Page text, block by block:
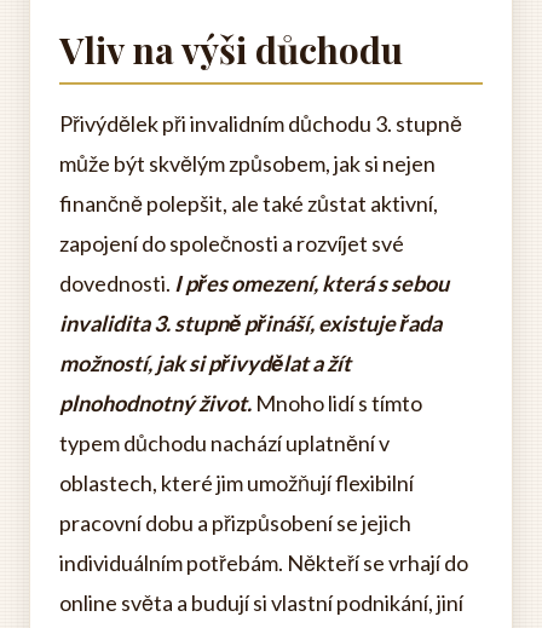
Vliv na výši důchodu
Přivýdělek při invalidním důchodu 3. stupně
může být skvělým způsobem, jak si nejen
finančně polepšit, ale také zůstat aktivní,
zapojení do společnosti a rozvíjet své
dovednosti. I přes omezení, která s sebou
invalidita 3. stupně přináší, existuje řada
možností, jak si přivydělat a žít
plnohodnotný život. Mnoho lidí s tímto
typem důchodu nachází uplatnění v
oblastech, které jim umožňují flexibilní
pracovní dobu a přizpůsobení se jejich
individuálním potřebám. Někteří se vrhají do
online světa a budují si vlastní podnikání, jiní